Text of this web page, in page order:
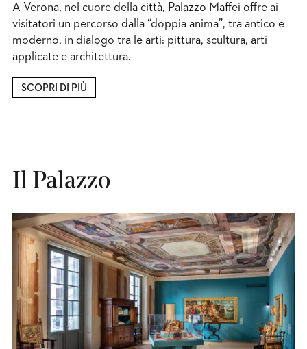
A Verona, nel cuore della città, Palazzo Maffei offre ai
visitatori un percorso dalla “doppia anima”, tra antico e
moderno, in dialogo tra le arti: pittura, scultura, arti
applicate e architettura.
SCOPRI DI PIÙ
Il Palazzo